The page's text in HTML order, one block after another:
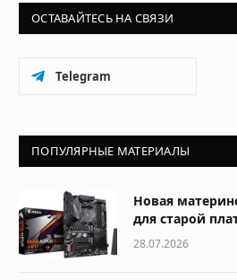
ОСТАВАЙТЕСЬ НА СВЯЗИ
Telegram
ПОПУЛЯРНЫЕ МАТЕРИАЛЫ
Новая
для старой
28.07.2026